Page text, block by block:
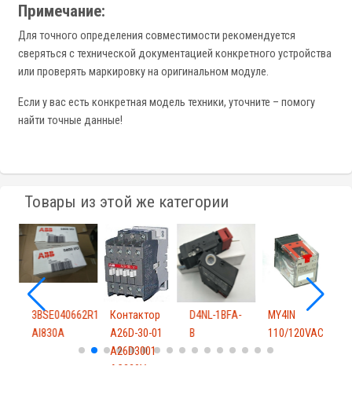
Примечание:
Для точного определения совместимости рекомендуется
сверяться с технической документацией конкретного устройства
или проверять маркировку на оригинальном модуле.
Если у вас есть конкретная модель техники, уточните – помогу
найти точные данные!
Товары из этой же категории
3BSE040662R1
AI830A
Контактор
A26D-30-01
A26D3001
AC220V
D4NL-1BFA-
B
MY4IN
110/120VAC